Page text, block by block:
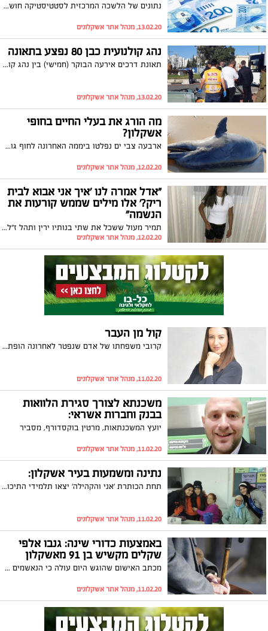
נתונים של הלשכה המרכזית לסטטיסטיקה חושפים את ההכנסה הממוצעת לנפש באשקלון, את ההוצאה הממוצעת ועוד כמה נתונים מעניינים הנוגעים לחיים של כולנו. הנתונים בנושא השכר לא מעודדים, כאשר אשקלון נמצאת בתחתית הרשימה
13.02.20, מנהל אתר אשקלונים
נהג קולנועית כבן 80 נפצע בתאונה
תאונת דרכים אירעה הבוקר (חמישי) בין נהג קולנועית לרכב פרטי. הנהג נפצע באורח קל-בינוני ופונה לקבלת טיפול בביה"ח ברזילי
13.02.20, מנהל אתר אשקלונים
מה הורג את בעלי החיים בחופי
אשקלון?
ארבעה צבי ים נפלטו ביממה האחרונה לחוף גוטה כשהם ללא רוח חיים, לחוף דלילה נפלט דולפין מת. באוניברסיטת חיפה חוקרים את רצף המקרים המדאיג
12.02.20, מנהל אתר אשקלונים
"אדל אמרה לנו 'איך אני אבוא לבית
ריק?' אלו מילים שממש קורעות את
הנשמה"
תמיר מעול ששכל את שתי בנותיו ירין ותהל ז"ל בתאונה שזעזעה את אשקלון מספר לראשונה ל"אשקלונים" על השיפור במצבה של בתו הקטנה אדל שחזרה לדבר לאחרונה ועל הרגע בו בישרו לה שאחיותיה נהרגו בתאונה: "אנחנו עכשיו חיים בשביל הילדה"
12.02.20, מנהל אתר אשקלונים
קול מן העבר
קרובי משפחתו של אדם שנפטר לאחרונה הופתעו לגלות כי יש מי שטוען כי מחצית מהירושה מגיעה לו- בת זוגו לשעבר שטוענת שהיא ה"ידועה בציבור" שלו. באמצעות עו"ד טלי ורד –קינן הם נלחמים בה בבית המשפט
11.02.20, מנהל אתר אשקלונים
משכנתא לצורך סגירת הלוואות
בבנק וחברות אשראי:
יועץ המשכנתאות, מרטין בוקסדורף, מסביר
11.02.20, מנהל אתר אשקלונים
נתינה ומשמעות בעיר אשקלון:
תחת הכותרת 'אני והקהילה' יצאו תלמידי התיכון לפעילות התנדבותית במסגרת 'מסע ישראלי' ברחבי העיר אשקלון
11.02.20, מנהל אתר אשקלונים
באמצעות כדורי שינה: גנבו אלפי
שקלים מקשיש בן 91 מאשקלון
מכתב האישום שהוגש היום עולה כי הנאשמים פעלו בכל רחבי הארץ וגנבו סכומי כסף מקשישים לאחר שנכנסו לבתיהם בדרכים מתוחכמות וניצלו את מצבם
11.02.20, מנהל אתר אשקלונים